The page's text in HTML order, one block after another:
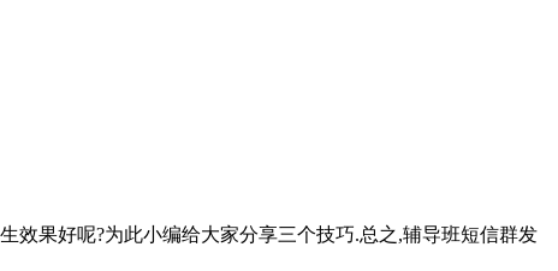
效果好呢?为此小编给大家分享三个技巧.总之,辅导班短信群发